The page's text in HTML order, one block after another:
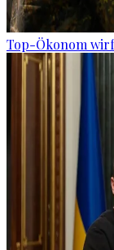
Top-Ökonom